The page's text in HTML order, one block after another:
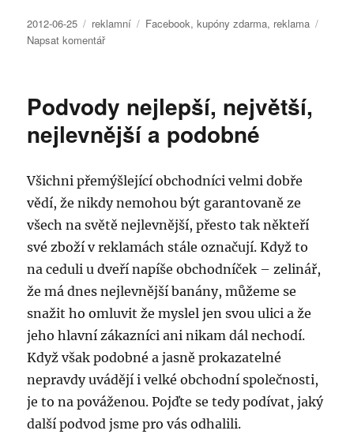
Publikováno:
2012-06-25 Rubriky:
reklamní Štítky:
Facebook,kupóny zdarma, reklama
Napsat komentářpro
Pozor
na
kupóny
od
Facebooku,
mohou
se
vám
prodražit!
Podvody nejlepší, největší,
nejlevnější a podobné
Všichni přemýšlející obchodníci velmi dobře
vědí, že nikdy nemohou být garantovaně ze
všech na světě nejlevnější, přesto tak někteří
své zboží v reklamách stále označují. Když to
na ceduli u dveří napíše obchodníček – zelinář,
že má dnes nejlevnější banány, můžeme se
snažit ho omluvit že myslel jen svou ulici a že
jeho hlavní zákazníci ani nikam dál nechodí.
Když však podobné a jasně prokazatelné
nepravdy uvádějí i velké obchodní společnosti,
je to na pováženou. Pojďte se tedy podívat, jaký
další podvod jsme pro vás odhalili.